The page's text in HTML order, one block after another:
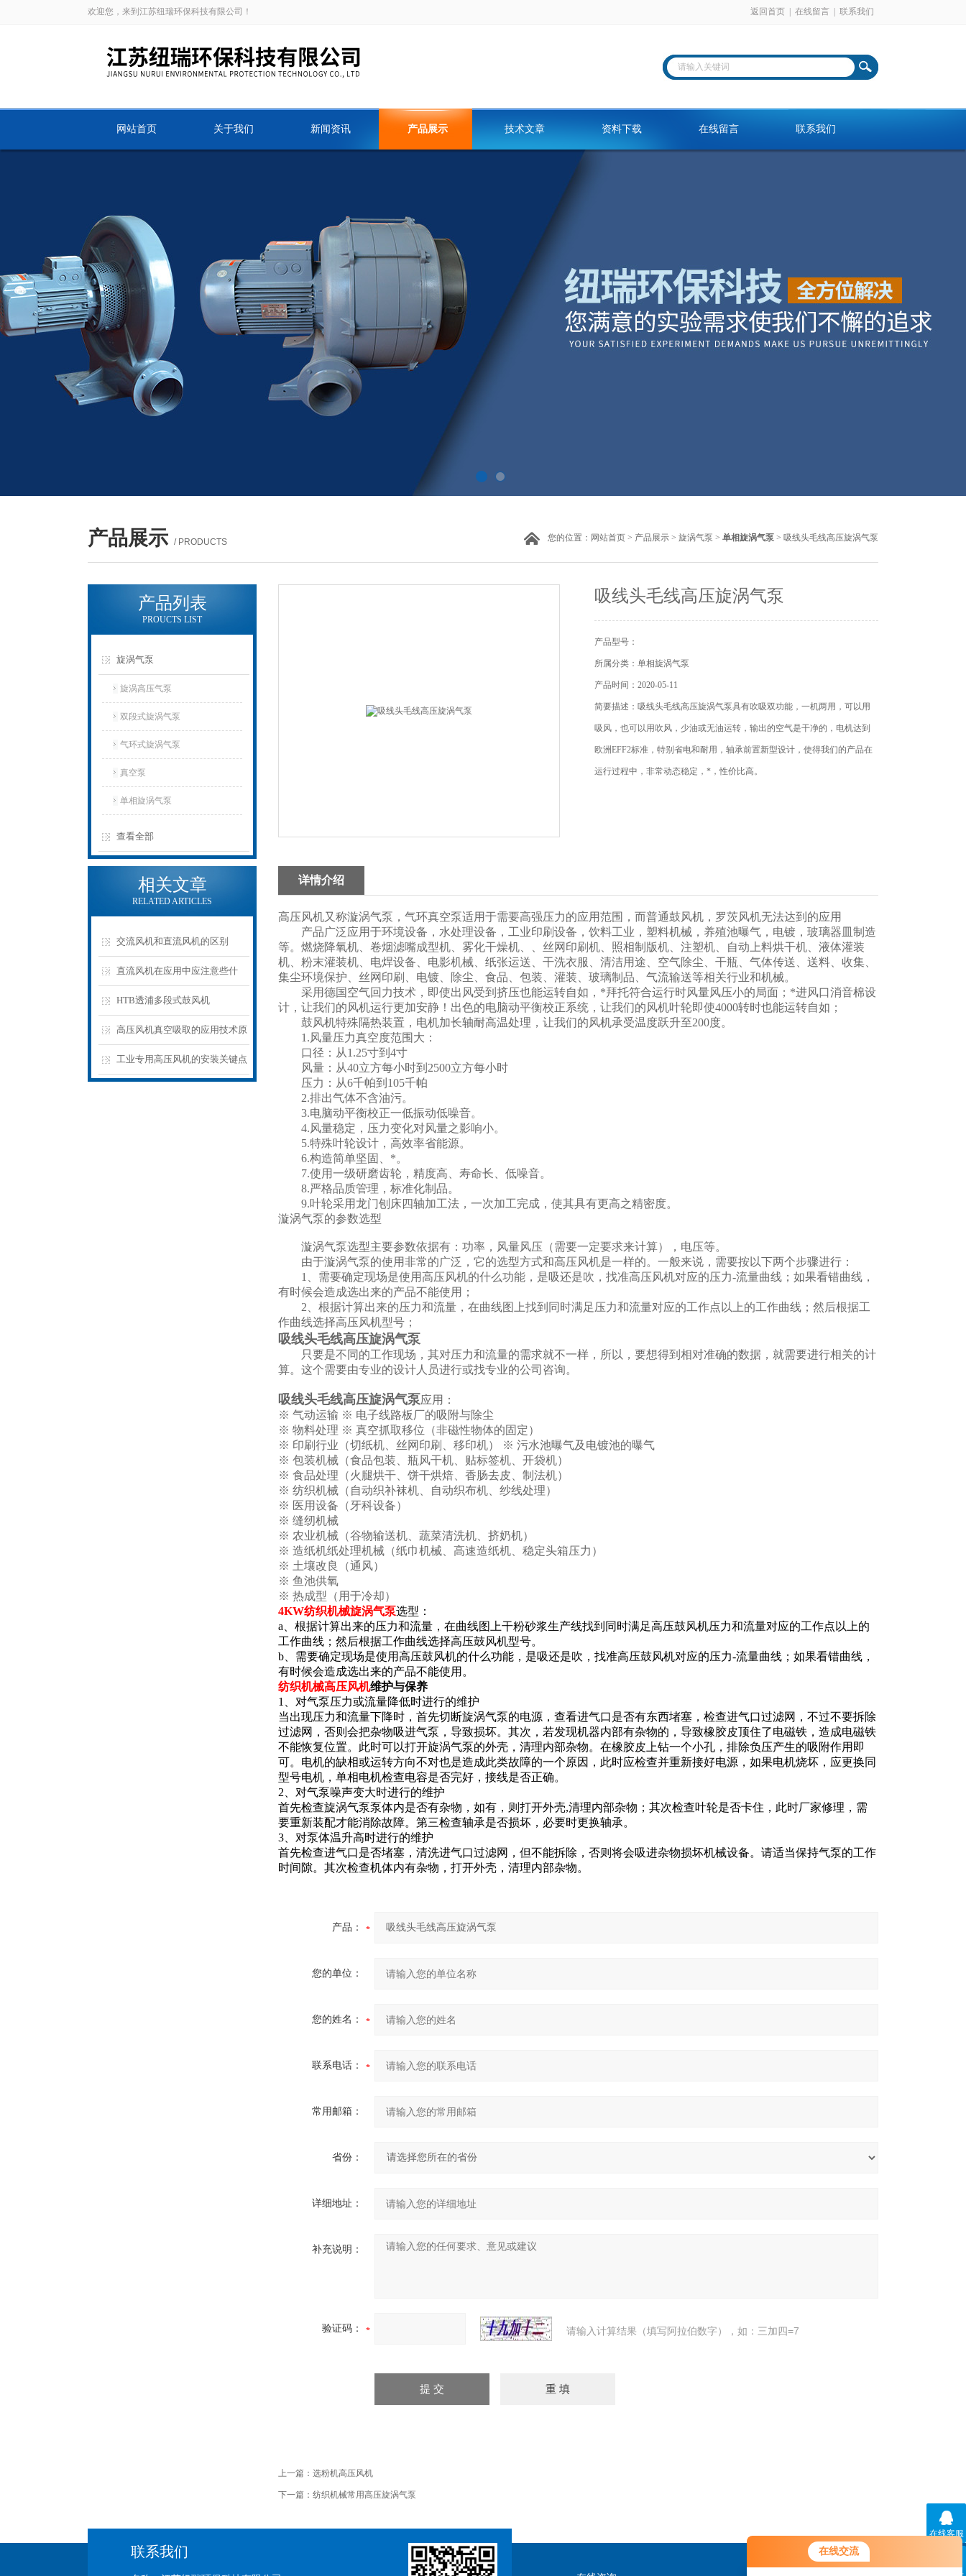
在线交流
欢迎您，来到江苏纽瑞环保科技有限公司！ 返回首页 在线留言 联系我们
网站首页 关于我们 新闻资讯 产品展示 技术文章 资料下载 在线留言 联系我们
产品展示 / PRODUCTS 您的位置： 网站首页 > 产品展示 > 旋涡气泵 > 单相旋涡气泵 > 吸线头毛线高压旋涡气泵
产品列表
PROUCTS LIST
旋涡气泵
旋涡高压气泵
双段式旋涡气泵
气环式旋涡气泵
真空泵
单相旋涡气泵
查看全部
相关文章
RELATED ARTICLES
交流风机和直流风机的区别
直流风机在应用中应注意些什
么？
HTB透浦多段式鼓风机
高压风机真空吸取的应用技术原
理
工业专用高压风机的安装关键点
吸线头毛线高压旋涡气泵
产品型号：
所属分类：单相旋涡气泵
产品时间：2020-05-11
简要描述：吸线头毛线高压旋涡气泵具有吹吸双功能，一机两用，可以用
吸风，也可以用吹风，少油或无油运转，输出的空气是干净的，电机达到
欧洲EFF2标准，特别省电和耐用，轴承前置新型设计，使得我们的产品在
运行过程中，非常动态稳定，*，性价比高。
详情介绍
高压风机又称漩涡气泵，气环真空泵适用于需要高强压力的应用范围，而普通鼓风机，罗茨风机无法达到的应用
产品广泛应用于环境设备，水处理设备，工业印刷设备，饮料工业，塑料机械，养殖池曝气，电镀，玻璃器皿制造
等。燃烧降氧机、卷烟滤嘴成型机、雾化干燥机、、丝网印刷机、照相制版机、注塑机、自动上料烘干机、液体灌装
机、粉末灌装机、电焊设备、电影机械、纸张运送、干洗衣服、清洁用途、空气除尘、干瓶、气体传送、送料、收集、
集尘环境保护、丝网印刷、电镀、除尘、食品、包装、灌装、玻璃制品、气流输送等相关行业和机械。
采用德国空气回力技术，即使出风受到挤压也能运转自如，*拜托符合运行时风量风压小的局面；*进风口消音棉设
计，让我们的风机运行更加安静！出色的电脑动平衡校正系统，让我们的风机叶轮即使4000转时也能运转自如；
鼓风机特殊隔热装置，电机加长轴耐高温处理，让我们的风机承受温度跃升至200度。
1.风量压力真空度范围大：
口径：从1.25寸到4寸
风量：从40立方每小时到2500立方每小时
压力：从6千帕到105千帕
2.排出气体不含油污。
3.电脑动平衡校正一低振动低噪音。
4.风量稳定，压力变化对风量之影响小。
5.特殊叶轮设计，高效率省能源。
6.构造简单坚固、*。
7.使用一级研磨齿轮，精度高、寿命长、低噪音。
8.严格品质管理，标准化制品。
9.叶轮采用龙门刨床四轴加工法，一次加工完成，使其具有更高之精密度。
漩涡气泵的参数选型
漩涡气泵选型主要参数依据有：功率，风量风压（需要一定要求来计算），电压等。
由于漩涡气泵的使用非常的广泛，它的选型方式和高压风机是一样的。一般来说，需要按以下两个步骤进行：
1、需要确定现场是使用高压风机的什么功能，是吸还是吹，找准高压风机对应的压力-流量曲线；如果看错曲线，
有时候会造成选出来的产品不能使用；
2、根据计算出来的压力和流量，在曲线图上找到同时满足压力和流量对应的工作点以上的工作曲线；然后根据工
作曲线选择高压风机型号；
吸线头毛线高压旋涡气泵
只要是不同的工作现场，其对压力和流量的需求就不一样，所以，要想得到相对准确的数据，就需要进行相关的计
算。这个需要由专业的设计人员进行或找专业的公司咨询。
吸线头毛线高压旋涡气泵应用：
※ 气动运输 ※ 电子线路板厂的吸附与除尘
※ 物料处理 ※ 真空抓取移位（非磁性物体的固定）
※ 印刷行业（切纸机、丝网印刷、移印机） ※ 污水池曝气及电镀池的曝气
※ 包装机械（食品包装、瓶风干机、贴标签机、开袋机）
※ 食品处理（火腿烘干、饼干烘焙、香肠去皮、制法机）
※ 纺织机械（自动织补袜机、自动织布机、纱线处理）
※ 医用设备（牙科设备）
※ 缝纫机械
※ 农业机械（谷物输送机、蔬菜清洗机、挤奶机）
※ 造纸机纸处理机械（纸巾机械、高速造纸机、稳定头箱压力）
※ 土壤改良（通风）
※ 鱼池供氧
※ 热成型（用于冷却）
4KW纺织机械旋涡气泵选型：
a、根据计算出来的压力和流量，在曲线图上干粉砂浆生产线找到同时满足高压鼓风机压力和流量对应的工作点以上的
工作曲线；然后根据工作曲线选择高压鼓风机型号。
b、需要确定现场是使用高压鼓风机的什么功能，是吸还是吹，找准高压鼓风机对应的压力-流量曲线；如果看错曲线，
有时候会造成选出来的产品不能使用。
纺织机械高压风机维护与保养
1、对气泵压力或流量降低时进行的维护
当出现压力和流量下降时，首先切断旋涡气泵的电源，查看进气口是否有东西堵塞，检查进气口过滤网，不过不要拆除
过滤网，否则会把杂物吸进气泵，导致损坏。其次，若发现机器内部有杂物的，导致橡胶皮顶住了电磁铁，造成电磁铁
不能恢复位置。此时可以打开旋涡气泵的外壳，清理内部杂物。在橡胶皮上钻一个小孔，排除负压产生的吸附作用即
可。电机的缺相或运转方向不对也是造成此类故障的一个原因，此时应检查并重新接好电源，如果电机烧坏，应更换同
型号电机，单相电机检查电容是否完好，接线是否正确。
2、对气泵噪声变大时进行的维护
首先检查旋涡气泵泵体内是否有杂物，如有，则打开外壳,清理内部杂物；其次检查叶轮是否卡住，此时厂家修理，需
要重新装配才能消除故障。第三检查轴承是否损坏，必要时更换轴承。
3、对泵体温升高时进行的维护
首先检查进气口是否堵塞，清洗进气口过滤网，但不能拆除，否则将会吸进杂物损坏机械设备。请适当保持气泵的工作
时间隙。其次检查机体内有杂物，打开外壳，清理内部杂物。
产品：
您的单位：
您的姓名：
联系电话：
常用邮箱：
省份：
详细地址：
补充说明：
验证码： 请输入计算结果（填写阿拉伯数字），如：三加四=7
上一篇： 选粉机高压风机
下一篇： 纺织机械常用高压旋涡气泵
联系我们
在线客服